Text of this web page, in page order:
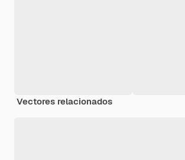
Vectores relacionados